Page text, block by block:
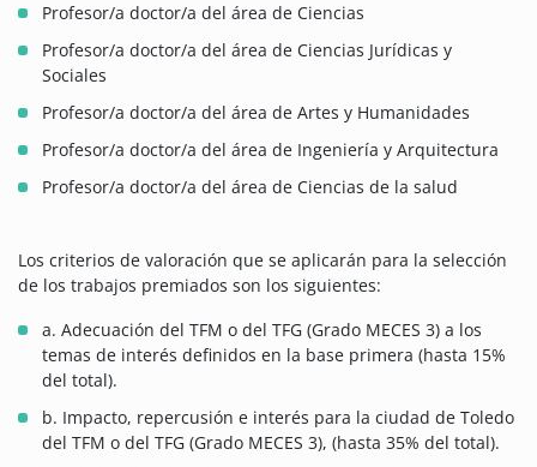
Profesor/a doctor/a del área de Ciencias
Profesor/a doctor/a del área de Ciencias Jurídicas y
Sociales
Profesor/a doctor/a del área de Artes y Humanidades
Profesor/a doctor/a del área de Ingeniería y Arquitectura
Profesor/a doctor/a del área de Ciencias de la salud
Los criterios de valoración que se aplicarán para la selección
de los trabajos premiados son los siguientes:
a. Adecuación del TFM o del TFG (Grado MECES 3) a los
temas de interés definidos en la base primera (hasta 15%
del total).
b. Impacto, repercusión e interés para la ciudad de Toledo
del TFM o del TFG (Grado MECES 3), (hasta 35% del total).